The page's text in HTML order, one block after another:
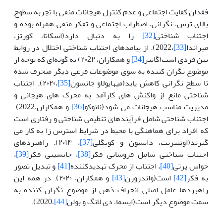
فقدان کفایت اجتماعی و عدم کنترل هیجانات منفی با تجربه سطوح
بالای ترس، نگرانی، اضطراب اجتماعی و تفکر منفی همراه بوده و
اجتناب شناختی[32]
را به دنبال دارد(اسکاتا، کورتز،
میراندا[33]
،2022). از پیامدهای اجتناب شناختی اختلال در روابط
بین فردی است(گانتر[34]
و همکاران، ۲۰2۲) به گونه‌ای که توجه از
موضوع نگران کننده به سوی موضوعات فرعی دیگر منحرف شده
تا سطح نگرانی کاهش یابد(میهایولاو جانسون[35]
،۲۰۲۰). اجتناب
شناختی مانع از واکنش های کارآمد به محرک های هیجانی و
مدیریت مناسب هیجانات می شود(نائوکو[36]
و همکاران،2022).
اجتناب شناختی شامل فرآیندهای تنظیمی شناختی و رفتاری است
که افراد برای هماهنگی با محیط در شرایط استرس زا به کار می
گیرند(اوتنبریت، دابسون و کویگلی[37]
، ۲۰۱۴). راهبردهای
اجتناب شناختی شامل فروشانی فکر[38] ، جانشینی فکر[39]
،
حواس پرتی[40] ، اجتناب از محرک تهدیدکننده[41]
و تبدیل تصور
به فکر[42] است(واندرورن[43]
و همکاران، ۲۰۲۰). در همه این
راهبردها عامل اصلی انحراف ذهن از موضوع نگران کننده به
سمت موضوع دیگر است(ایسما، دی لانگ و بولن[44]
،2020).